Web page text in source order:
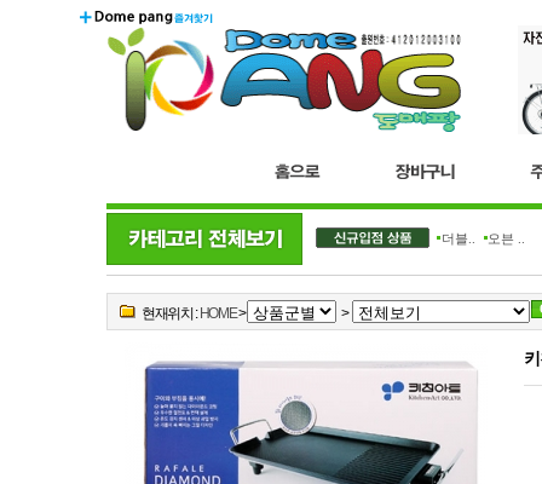
더블.. 오븐 ..
현재위치 : HOME> >